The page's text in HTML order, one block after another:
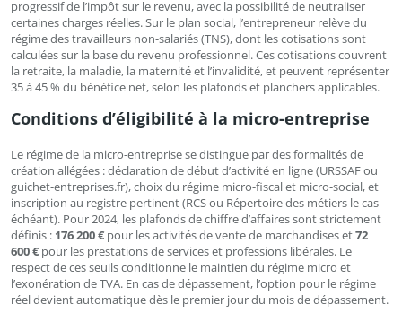
progressif de l’impôt sur le revenu, avec la possibilité de neutraliser
certaines charges réelles. Sur le plan social, l’entrepreneur relève du
régime des travailleurs non-salariés (TNS), dont les cotisations sont
calculées sur la base du revenu professionnel. Ces cotisations couvrent
la retraite, la maladie, la maternité et l’invalidité, et peuvent représenter
35 à 45 % du bénéfice net, selon les plafonds et planchers applicables.
Conditions d’éligibilité à la micro-entreprise
Le régime de la micro-entreprise se distingue par des formalités de
création allégées : déclaration de début d’activité en ligne (URSSAF ou
guichet-entreprises.fr), choix du régime micro-fiscal et micro-social, et
inscription au registre pertinent (RCS ou Répertoire des métiers le cas
échéant). Pour 2024, les plafonds de chiffre d’affaires sont strictement
définis : 176 200 € pour les activités de vente de marchandises et72
600 € pour les prestations de services et professions libérales. Le
respect de ces seuils conditionne le maintien du régime micro et
l’exonération de TVA. En cas de dépassement, l’option pour le régime
réel devient automatique dès le premier jour du mois de dépassement.